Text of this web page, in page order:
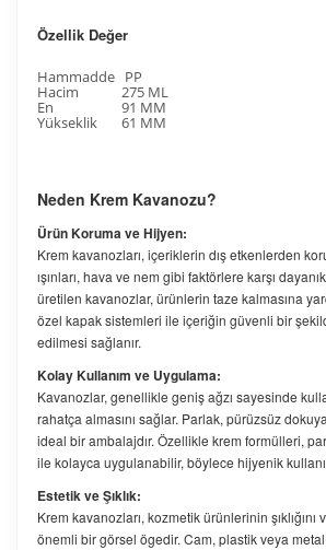
Özellik Değer
Hammadde PP
Hacim 275 ML
En 91 MM
Yükseklik 61 MM
Neden Krem Kavanozu?
Ürün Koruma ve Hijyen:
Krem kavanozları, içeriklerin dış etkenlerden
ışınları, hava ve nem gibi faktörlere karşı
üretilen kavanozlar, ürünlerin taze kalmasına
özel kapak sistemleri ile içeriğin güvenli bir
edilmesi sağlanır.
Kolay Kullanım ve Uygulama:
Kavanozlar, genellikle geniş ağzı sayesinde
rahatça almasını sağlar. Parlak, pürüzsüz
ideal bir ambalajdır. Özellikle krem formülleri,
ile kolayca uygulanabilir, böylece hijyenik
Estetik ve Şıklık:
Krem kavanozları, kozmetik ürünlerinin şıklığını
önemli bir görsel ögedir. Cam, plastik veya metal